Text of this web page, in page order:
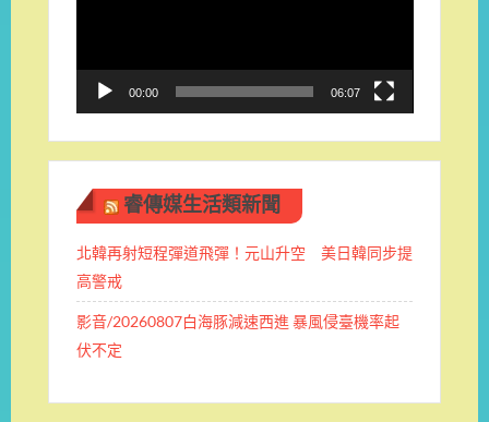
00:00 06:07
睿傳媒生活類新聞
北韓再射短程彈道飛彈！元山升空 美日韓同步提
高警戒
影音/20260807白海豚減速西進 暴風侵臺機率起
伏不定